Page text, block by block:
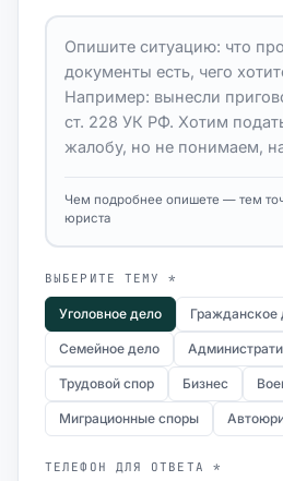
Чем подробнее опишете — тем
юриста
ВЫБЕРИТЕ ТЕМУ *
Уголовное дело Гражданское
Семейное дело
Трудовой спор Бизнес
Миграционные споры
ТЕЛЕФОН ДЛЯ ОТВЕТА *